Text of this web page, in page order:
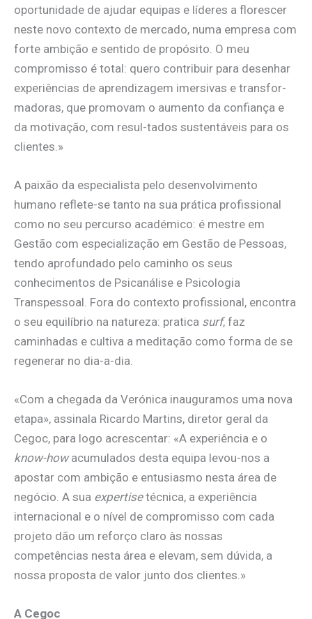
oportunidade de ajudar equipas e líderes a florescer
neste novo contexto de mercado, numa empresa com
forte ambição e sentido de propósito. O meu
compromisso é total: quero contribuir para desenhar
experiências de aprendizagem imersivas e transfor-
madoras, que promovam o aumento da confiança e
da motivação, com resul-tados sustentáveis para os
clientes.»
A paixão da especialista pelo desenvolvimento
humano reflete-se tanto na sua prática profissional
como no seu percurso académico: é mestre em
Gestão com especialização em Gestão de Pessoas,
tendo aprofundado pelo caminho os seus
conhecimentos de Psicanálise e Psicologia
Transpessoal. Fora do contexto profissional, encontra
o seu equilíbrio na natureza: pratica surf, faz
caminhadas e cultiva a meditação como forma de se
regenerar no dia-a-dia.
«Com a chegada da Verónica inauguramos uma nova
etapa», assinala Ricardo Martins, diretor geral da
Cegoc, para logo acrescentar: «A experiência e o
know-howacumulados desta equipa levou-nos a
apostar com ambição e entusiasmo nesta área de
negócio. A sua expertisetécnica, a experiência
internacional e o nível de compromisso com cada
projeto dão um reforço claro às nossas
competências nesta área e elevam, sem dúvida, a
nossa proposta de valor junto dos clientes.»
A Cegoc